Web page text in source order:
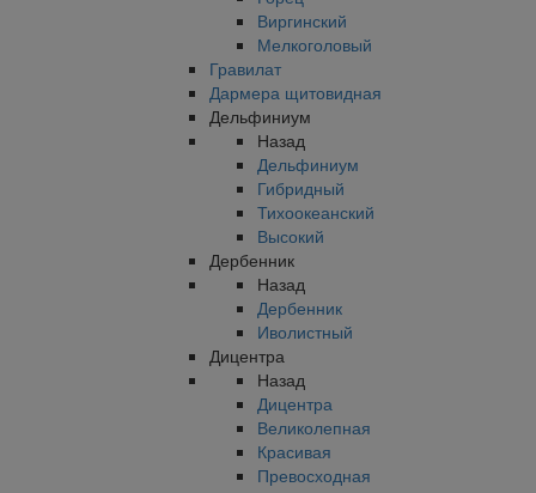
Виргинский
Мелкоголовый
Гравилат
Дармера щитовидная
Дельфиниум
Назад
Дельфиниум
Гибридный
Тихоокеанский
Высокий
Дербенник
Назад
Дербенник
Иволистный
Дицентра
Назад
Дицентра
Великолепная
Красивая
Превосходная